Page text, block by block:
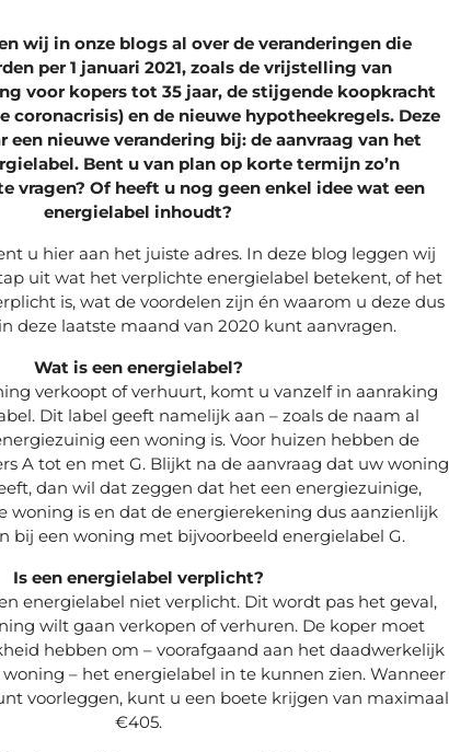
wij in onze blogs al over de veranderingen die
per 1 januari 2021, zoals de vrijstelling van
voor kopers tot 35 jaar, de stijgende koopkracht
coronacrisis) en de nieuwe hypotheekregels. Deze
een nieuwe verandering bij: de aanvraag van het
Bent u van plan op korte termijn zo’n
vragen? Of heeft u nog geen enkel idee wat een
energielabel inhoudt?
u hier aan het juiste adres. In deze blog leggen wij
uit wat het verplichte energielabel betekent, of het
is, wat de voordelen zijn én waarom u deze dus
deze laatste maand van 2020 kunt aanvragen.
Wat is een energielabel?
verkoopt of verhuurt, komt u vanzelf in aanraking
Dit label geeft namelijk aan – zoals de naam al
een woning is. Voor huizen hebben de
A tot en met G. Blijkt na de aanvraag dat uw woning
dan wil dat zeggen dat het een energiezuinige,
woning is en dat de energierekening dus aanzienlijk
bij een woning met bijvoorbeeld energielabel G.
Is een energielabel verplicht?
energielabel niet verplicht. Dit wordt pas het geval,
wilt gaan verkopen of verhuren. De koper moet
hebben om – voorafgaand aan het daadwerkelijk
– het energielabel in te kunnen zien. Wanneer
voorleggen, kunt u een boete krijgen van maximaal
€405.